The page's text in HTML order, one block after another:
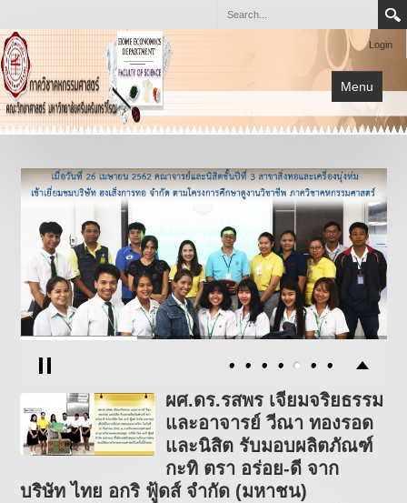
Login
Menu
หน้าแรก
การเรียนการสอน
เกี่ยวกับภาควิชา
โครงการต่างๆ
เอกสาร
กิจกรรม
ผศ.ดร.รสพร เจียมจริยธรรม
และอาจารย์ วีณา ทองรอด
และนิสิต รับมอบผลิตภัณฑ์
กะทิ ตรา อร่อย-ดี จาก
บริษัท ไทย อกริ ฟู้ดส์ จำกัด (มหาชน)